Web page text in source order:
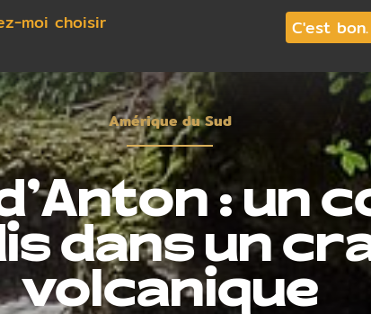
Amérique du Sud
: un
dans un
volcanique
moi choisir
C'est bon.